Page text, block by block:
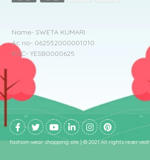
Name- SWETA KUMARI
Ac no- 062552000001010
IFSC- YESB0000625
fashion-wear shopping site | © 2021 All rights reserved!